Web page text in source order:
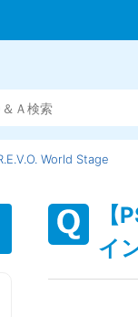
World Stage
イ